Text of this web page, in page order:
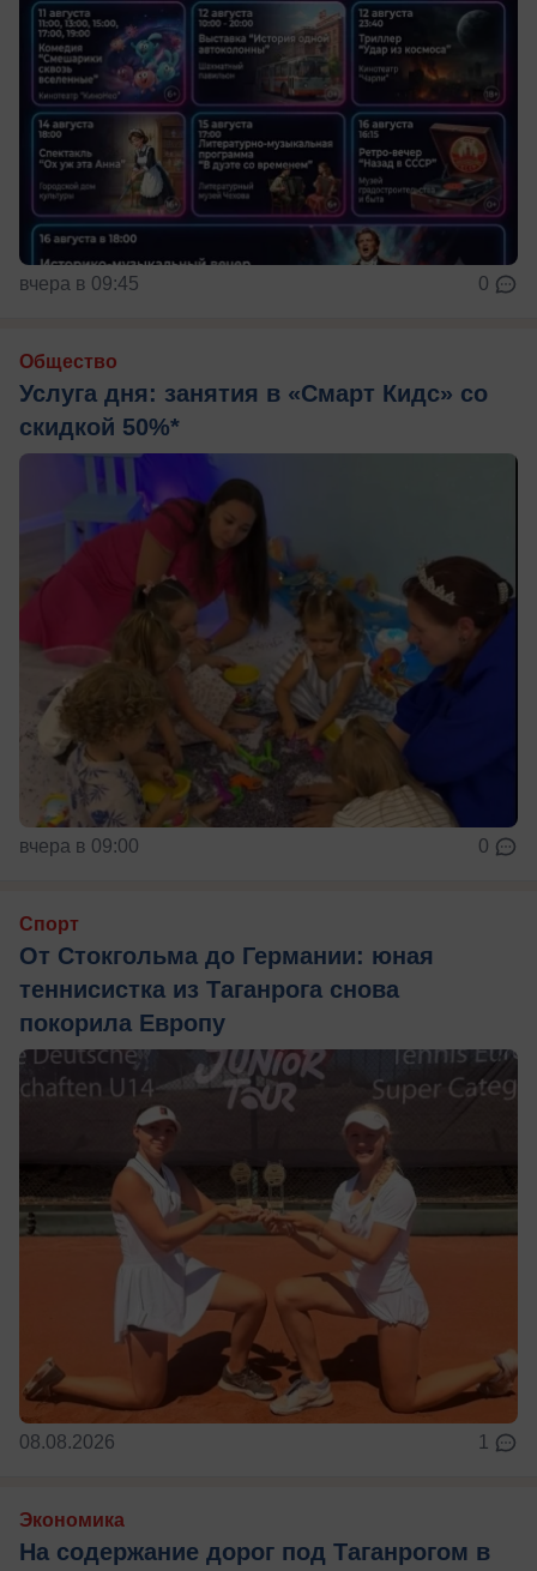
вчера в 09:45 0
Общество
Услуга дня: занятия в «Смарт Кидс» со
скидкой 50%*
вчера в 09:00 0
Спорт
От Стокгольма до Германии: юная
теннисистка из Таганрога снова
покорила Европу
08.08.2026 1
Экономика
На содержание дорог под Таганрогом в